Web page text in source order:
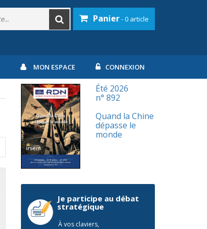
Panier- 0 article
MON ESPACE CONNEXION
Été 2026
n° 892
Quand la Chine
dépasse le
monde
Je participe au débat
stratégique
À vos claviers,